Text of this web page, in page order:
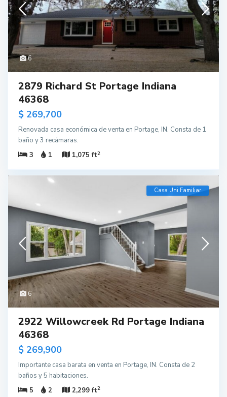
6
2879 Richard St Portage Indiana
46368
$ 269,700
Renovada casa económica de venta en Portage, IN. Consta de 1
baño y 3 recámaras.
3
1 1,075 ft2
6
Casa Uni Familiar
2922 Willowcreek Rd Portage Indiana
46368
$ 269,900
Importante casa barata en venta en Portage, IN. Consta de 2
baños y 5 habitaciones.
5
2 2,299 ft2